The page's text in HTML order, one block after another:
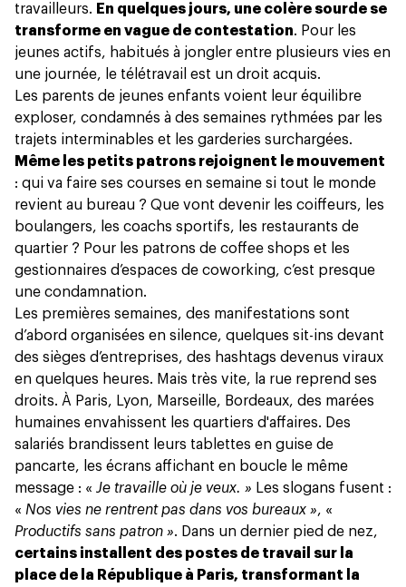
travailleurs. En quelques jours, une colère sourde se
transforme en vague de contestation. Pour les
jeunes actifs, habitués à jongler entre plusieurs vies en
une journée, le télétravail est un droit acquis.
Les parents de jeunes enfants voient leur équilibre
exploser, condamnés à des semaines rythmées par les
trajets interminables et les garderies surchargées.
Même les petits patrons rejoignent le mouvement
: qui va faire ses courses en semaine si tout le monde
revient au bureau ? Que vont devenir les coiffeurs, les
boulangers, les coachs sportifs, les restaurants de
quartier ? Pour les patrons de coffee shops et les
gestionnaires d’espaces de coworking, c’est presque
une condamnation.
Les premières semaines, des manifestations sont
d’abord organisées en silence, quelques sit-ins devant
des sièges d’entreprises, des hashtags devenus viraux
en quelques heures. Mais très vite, la rue reprend ses
droits. À Paris, Lyon, Marseille, Bordeaux, des marées
humaines envahissent les quartiers d'affaires. Des
salariés brandissent leurs tablettes en guise de
pancarte, les écrans affichant en boucle le même
message : « Je travaille où je veux. » Les slogans fusent :
« Nos vies ne rentrent pas dans vos bureaux », «
Productifs sans patron ». Dans un dernier pied de nez,
certains installent des postes de travail sur la
place de la République à Paris, transformant la